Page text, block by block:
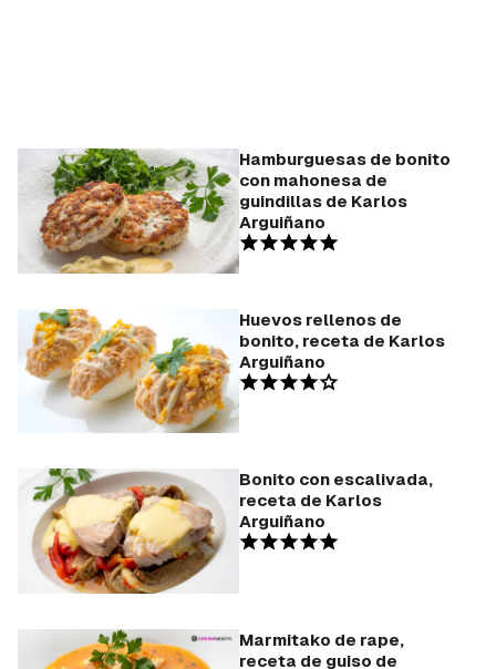
Hamburguesas de bonito
con mahonesa de
guindillas de Karlos
Arguiñano
Huevos rellenos de
bonito, receta de Karlos
Arguiñano
Bonito con escalivada,
receta de Karlos
Arguiñano
Marmitako de rape,
receta de guiso de